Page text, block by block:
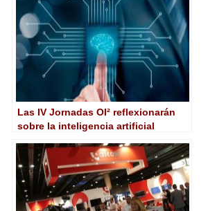
Las IV Jornadas OI² reflexionarán
sobre la inteligencia artificial